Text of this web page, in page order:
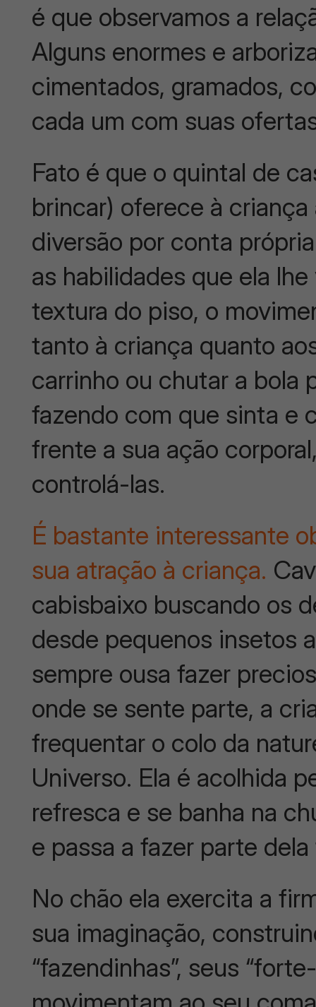
é que observamos a
Alguns enormes e
cimentados, gramados,
cada um com suas
Fato é que o quintal de
brincar) oferece à
diversão por conta
as habilidades que ela
textura do piso, o
tanto à criança quanto
carrinho ou chutar a bola
fazendo com que sinta e
frente a sua ação
controlá-las.
É bastante interessante
sua atração à criança.
cabisbaixo buscando os
desde pequenos insetos
sempre ousa fazer
onde se sente parte, a
frequentar o colo da
Universo. Ela é acolhida
refresca e se banha na
e passa a fazer parte
No chão ela exercita a
sua imaginação,
“fazendinhas”, seus